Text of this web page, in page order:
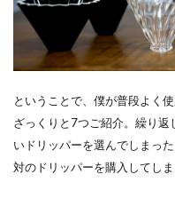
ということで、僕が普段よく
ざっくりと7つご紹介。繰り
いドリッパーを選んでしまっ
対のドリッパーを購入してし